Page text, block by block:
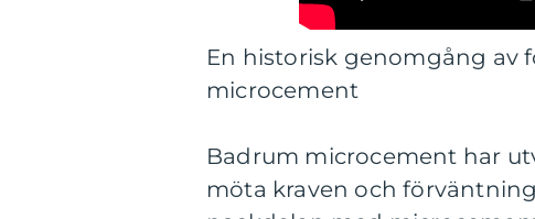
En historisk genomgång av
microcement
Badrum microcement har
möta kraven och